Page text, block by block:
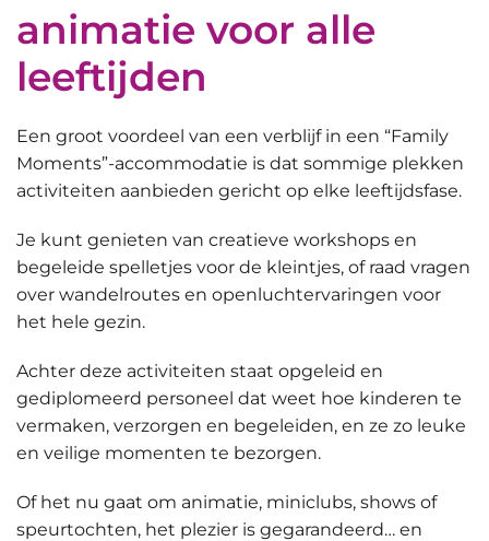
animatie voor alle
leeftijden
Een groot voordeel van een verblijf in een “Family
Moments”-accommodatie is dat sommige plekken
activiteiten aanbieden gericht op elke leeftijdsfase.
Je kunt genieten van creatieve workshops en
begeleide spelletjes voor de kleintjes, of raad vragen
over wandelroutes en openluchtervaringen voor
het hele gezin.
Achter deze activiteiten staat opgeleid en
gediplomeerd personeel dat weet hoe kinderen te
vermaken, verzorgen en begeleiden, en ze zo leuke
en veilige momenten te bezorgen.
Of het nu gaat om animatie, miniclubs, shows of
speurtochten, het plezier is gegarandeerd… en